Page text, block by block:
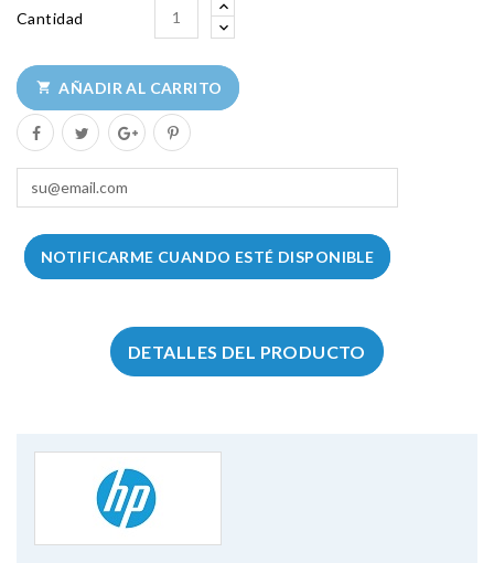
Cantidad
 AÑADIR AL CARRITO
NOTIFICARME CUANDO ESTÉ DISPONIBLE
DETALLES DEL PRODUCTO